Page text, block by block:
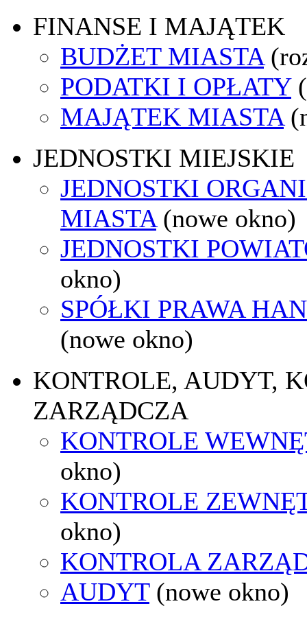
FINANSE I MAJĄTEK
BUDŻET MIASTA
PODATKI I OPŁATY
MAJĄTEK MIASTA
JEDNOSTKI MIEJSKIE
JEDNOSTKI
MIASTA (nowe okno)
JEDNOSTKI
okno)
SPÓŁKI PRAWA
(nowe okno)
KONTROLE, AUDYT,
ZARZĄDCZA
KONTROLE
okno)
KONTROLE
okno)
KONTROLA
AUDYT (nowe okno)